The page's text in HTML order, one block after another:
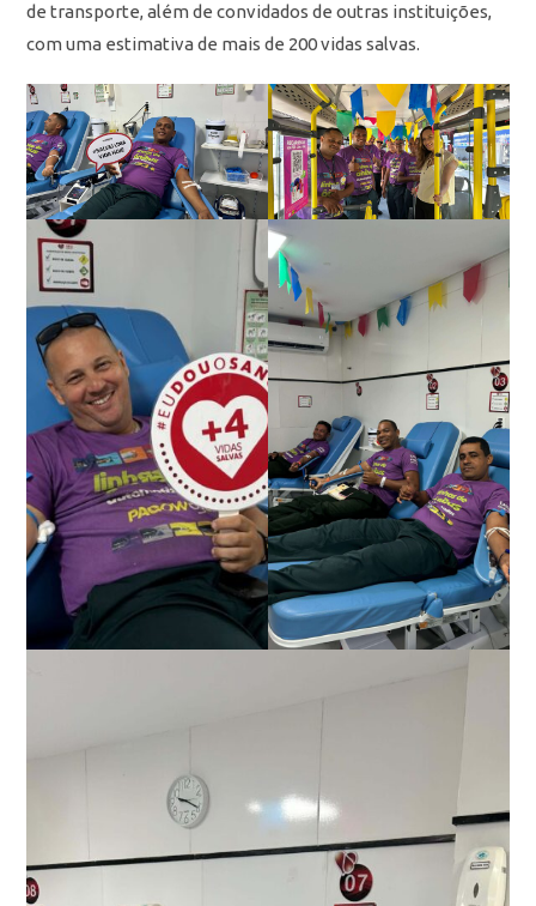
de transporte, além de convidados de outras instituições,
com uma estimativa de mais de 200 vidas salvas.